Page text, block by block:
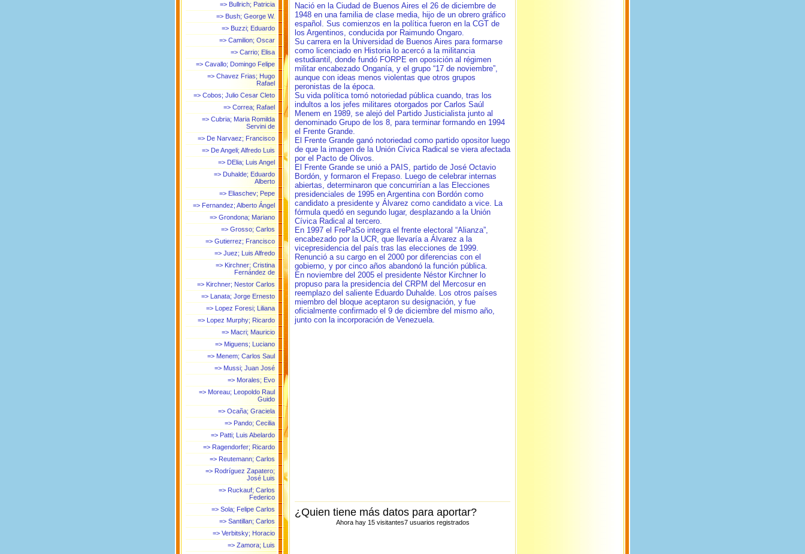
=> Bullrich; Patricia
=> Bush; George W.
=> Buzzi; Eduardo
=> Camilion; Oscar
=> Carrio; Elisa
=> Cavallo; Domingo Felipe
=> Chavez Frias; Hugo
Rafael
=> Cobos; Julio Cesar Cleto
=> Correa; Rafael
=> Cubria; Maria Romilda
Servini de
=> De Narvaez; Francisco
=> De Angeli; Alfredo Luis
=> DElia; Luis Angel
=> Duhalde; Eduardo
Alberto
=> Eliaschev; Pepe
=> Fernandez; Alberto Ángel
=> Grondona; Mariano
=> Grosso; Carlos
=> Gutierrez; Francisco
=> Juez; Luis Alfredo
=> Kirchner; Cristina
Fernández de
=> Kirchner; Nestor Carlos
=> Lanata; Jorge Ernesto
=> Lopez Foresi; Liliana
=> Lopez Murphy; Ricardo
=> Macri; Mauricio
=> Miguens; Luciano
=> Menem; Carlos Saul
=> Mussi; Juan José
=> Morales; Evo
=> Moreau; Leopoldo Raul
Guido
=> Ocaña; Graciela
=> Pando; Cecilia
=> Patti; Luis Abelardo
=> Ragendorfer; Ricardo
=> Reutemann; Carlos
=> Rodríguez Zapatero;
José Luis
=> Ruckauf; Carlos
Federico
=> Sola; Felipe Carlos
=> Santillan; Carlos
=> Verbitsky; Horacio
=> Zamora; Luis
Nació en la Ciudad de Buenos Aires el 26 de diciembre de
1948 en una familia de clase media, hijo de un obrero gráfico
español. Sus comienzos en la política fueron en la CGT de
los Argentinos, conducida por Raimundo Ongaro.
Su carrera en la Universidad de Buenos Aires para formarse
como licenciado en Historia lo acercó a la militancia
estudiantil, donde fundó FORPE en oposición al régimen
militar encabezado Onganía, y el grupo “17 de noviembre”,
aunque con ideas menos violentas que otros grupos
peronistas de la época.
Su vida política tomó notoriedad pública cuando, tras los
indultos a los jefes militares otorgados por Carlos Saúl
Menem en 1989, se alejó del Partido Justicialista junto al
denominado Grupo de los 8, para terminar formando en 1994
el Frente Grande.
El Frente Grande ganó notoriedad como partido opositor luego
de que la imagen de la Unión Cívica Radical se viera afectada
por el Pacto de Olivos.
El Frente Grande se unió a PAIS, partido de José Octavio
Bordón, y formaron el Frepaso. Luego de celebrar internas
abiertas, determinaron que concurrirían a las Elecciones
presidenciales de 1995 en Argentina con Bordón como
candidato a presidente y Álvarez como candidato a vice. La
fórmula quedó en segundo lugar, desplazando a la Unión
Cívica Radical al tercero.
En 1997 el FrePaSo integra el frente electoral “Alianza”,
encabezado por la UCR, que llevaría a Álvarez a la
vicepresidencia del país tras las elecciones de 1999.
Renunció a su cargo en el 2000 por diferencias con el
gobierno, y por cinco años abandonó la función pública.
En noviembre del 2005 el presidente Néstor Kirchner lo
propuso para la presidencia del CRPM del Mercosur en
reemplazo del saliente Eduardo Duhalde. Los otros países
miembro del bloque aceptaron su designación, y fue
oficialmente confirmado el 9 de diciembre del mismo año,
junto con la incorporación de Venezuela.
¿Quien tiene más datos para aportar?
Ahora hay 15 visitantes7 usuarios registrados